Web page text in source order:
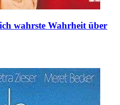
wahrste Wahrheit über